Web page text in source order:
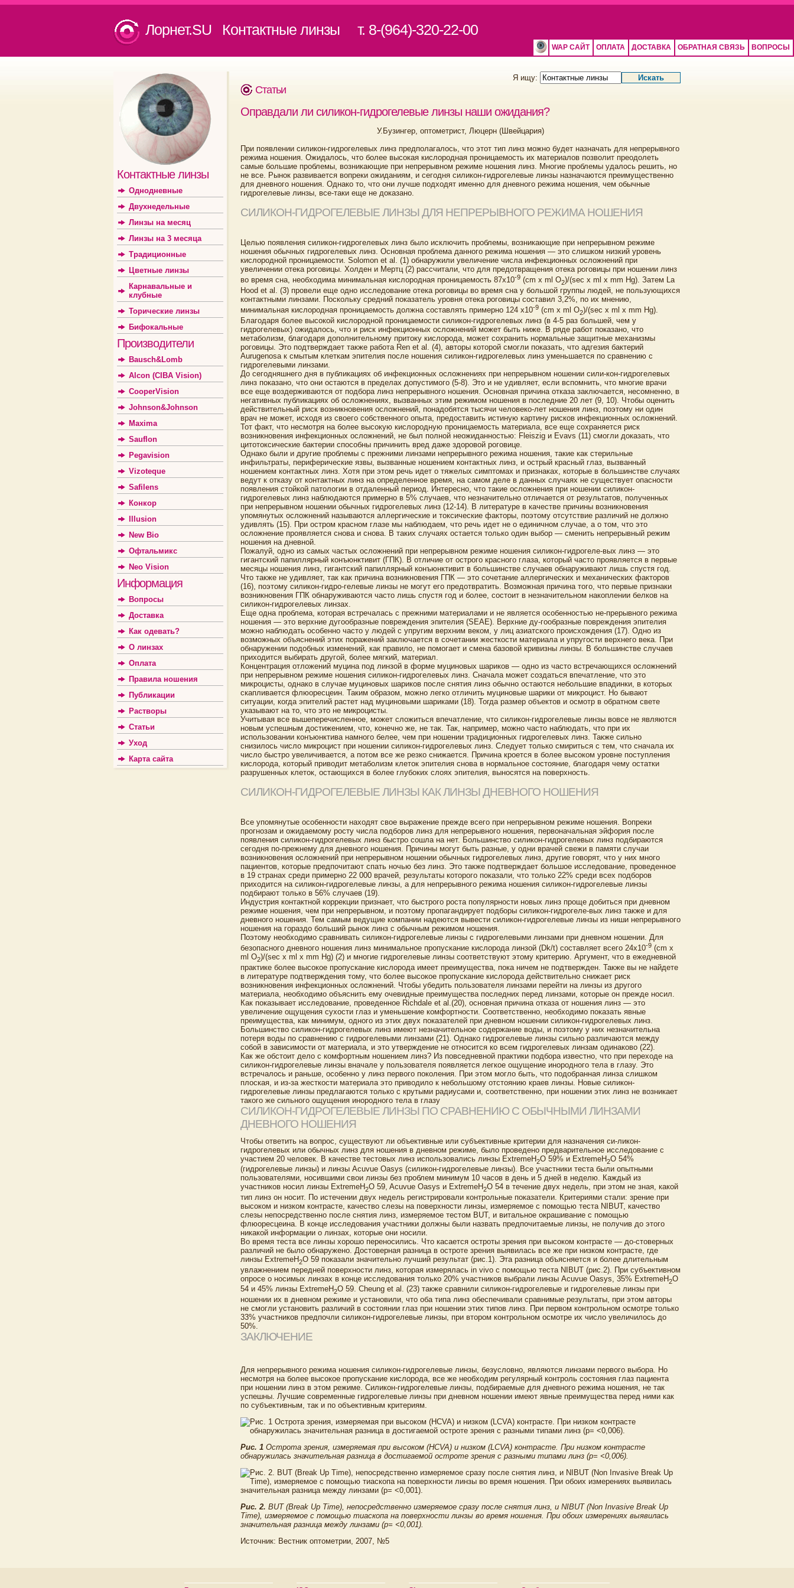
Лорнет.SU Контактные линзы т. 8-(964)-320-22-00
WAP САЙТ ОПЛАТА ДОСТАВКА ОБРАТНАЯ СВЯЗЬ ВОПРОСЫ
Контактные линзы
Однодневные
Двухнедельные
Линзы на месяц
Линзы на 3 месяца
Традиционные
Цветные линзы
Карнавальные и
клубные
Торические линзы
Бифокальные
Производители
Bausch&Lomb
Alcon (CIBA Vision)
CooperVision
Johnson&Johnson
Maxima
Sauflon
Pegavision
Vizoteque
Safilens
Конкор
Illusion
New Bio
Офтальмикс
Neo Vision
Информация
Вопросы
Доставка
Как одевать?
О линзах
Оплата
Правила ношения
Публикации
Растворы
Статьи
Уход
Карта сайта
Я ищу:
Статьи
Оправдали ли силикон-гидрогелевые линзы наши ожидания?
У.Бузингер, оптометрист, Люцерн (Швейцария)
При появлении силикон-гидрогелевых линз предполагалось, что этот тип линз можно будет назначать для непрерывного
режима ношения. Ожидалось, что более высокая кислородная проницаемость их материалов позволит преодолеть
самые большие проблемы, возникающие при непрерывном режиме ношения линз. Многие проблемы удалось решить, но
не все. Рынок развивается вопреки ожиданиям, и сегодня силикон-гидрогелевые линзы назначаются преимущественно
для дневного ношения. Однако то, что они лучше подходят именно для дневного режима ношения, чем обычные
гидрогелевые линзы, все-таки еще не доказано.
СИЛИКОН-ГИДРОГЕЛЕВЫЕ ЛИНЗЫ ДЛЯ НЕПРЕРЫВНОГО РЕЖИМА НОШЕНИЯ
Целью появления силикон-гидрогелевых линз было исключить проблемы, возникающие при непрерывном режиме
ношения обычных гидрогелевых линз. Основная проблема данного режима ношения — это слишком низкий уровень
кислородной проницаемости. Solomon et al. (1) обнаружили увеличение числа инфекционных осложнений при
увеличении отека роговицы. Холден и Мертц (2) рассчитали, что для предотвращения отека роговицы при ношении линз
во время сна, необходима минимальная кислородная проницаемость 87x10-9 (cm x ml O2)/(sec x ml x mm Hg). Затем La
Hood et al. (3) провели еще одно исследование отека роговицы во время сна у большой группы людей, не пользующихся
контактными линзами. Поскольку средний показатель уровня отека роговицы составил 3,2%, по их мнению,
минимальная кислородная проницаемость должна составлять примерно 124 x10-9 (cm x ml O2)/(sec x ml x mm Hg).
Благодаря более высокой кислородной проницаемости силикон-гидрогелевых линз (в 4-5 раз большей, чем у
гидрогелевых) ожидалось, что и риск инфекционных осложнений может быть ниже. В ряде работ показано, что
метаболизм, благодаря дополнительному притоку кислорода, может сохранить нормальные защитные механизмы
роговицы. Это подтверждает также работа Ren et al. (4), авторы которой смогли показать, что адгезия бактерий
Aurugenosa к смытым клеткам эпителия после ношения силикон-гидрогелевых линз уменьшается по сравнению с
гидрогелевыми линзами.
До сегодняшнего дня в публикациях об инфекционных осложнениях при непрерывном ношении сили-кон-гидрогелевых
линз показано, что они остаются в пределах допустимого (5-8). Это и не удивляет, если вспомнить, что многие врачи
все еще воздерживаются от подбора линз непрерывного ношения. Основная причина отказа заключается, несомненно, в
негативных публикациях об осложнениях, вызванных этим режимом ношения в последние 20 лет (9, 10). Чтобы оценить
действительный риск возникновения осложнений, понадобятся тысячи человеко-лет ношения линз, поэтому ни один
врач не может, исходя из своего собственного опыта, предоставить истиную картину рисков инфекционных осложнений.
Тот факт, что несмотря на более высокую кислородную проницаемость материала, все еще сохраняется риск
возникновения инфекционных осложнений, не был полной неожиданностью: Fleiszig и Evavs (11) смогли доказать, что
цитотоксические бактерии способны причинить вред даже здоровой роговице.
Однако были и другие проблемы с прежними линзами непрерывного режима ношения, такие как стерильные
инфильтраты, периферические язвы, вызванные ношением контактных линз, и острый красный глаз, вызванный
ношением контактных линз. Хотя при этом речь идет о тяжелых симптомах и признаках, которые в большинстве случаях
ведут к отказу от контактных линз на определенное время, на самом деле в данных случаях не существует опасности
появления стойкой патологии в отдаленный период. Интересно, что такие осложнения при ношении силикон-
гидрогелевых линз наблюдаются примерно в 5% случаев, что незначительно отличается от результатов, полученных
при непрерывном ношении обычных гидрогелевых линз (12-14). В литературе в качестве причины возникновения
упомянутых осложнений называются аллергические и токсические факторы, поэтому отсутствие различий не должно
удивлять (15). При остром красном глазе мы наблюдаем, что речь идет не о единичном случае, а о том, что это
осложнение проявляется снова и снова. В таких случаях остается только один выбор — сменить непрерывный режим
ношения на дневной.
Пожалуй, одно из самых частых осложнений при непрерывном режиме ношения силикон-гидрогеле-вых линз — это
гигантский папиллярный конъюнктивит (ГПК). В отличие от острого красного глаза, который часто проявляется в первые
месяцы ношения линз, гигантский папиллярный конъюнктивит в большинстве случаев обнаруживают лишь спустя год.
Что также не удивляет, так как причина возникновения ГПК — это сочетание аллергических и механических факторов
(16), поэтому силикон-гидро-гелевые линзы не могут его предотвратить. Возможная причина того, что первые признаки
возникновения ГПК обнаруживаются часто лишь спустя год и более, состоит в незначительном накоплении белков на
силикон-гидрогелевых линзах.
Еще одна проблема, которая встречалась с прежними материалами и не является особенностью не-прерывного режима
ношения — это верхние дугообразные повреждения эпителия (SEAE). Верхние ду-гообразные повреждения эпителия
можно наблюдать особенно часто у людей с упругим верхним веком, у лиц азиатского происхождения (17). Одно из
возможных объяснений этих поражений заключается в сочетании жесткости материала и упругости верхнего века. При
обнаружении подобных изменений, как правило, не помогает и смена базовой кривизны линзы. В большинстве случаев
приходится выбирать другой, более мягкий, материал.
Концентрация отложений муцина под линзой в форме муциновых шариков — одно из часто встречающихся осложнений
при непрерывном режиме ношения силикон-гидрогелевых линз. Сначала может создаться впечатление, что это
микроцисты, однако в случае муциновых шариков после снятия линз обычно остаются небольшие впадинки, в которых
скапливается флюоресцеин. Таким образом, можно легко отличить муциновые шарики от микроцист. Но бывают
ситуации, когда эпителий растет над муциновыми шариками (18). Тогда размер объектов и осмотр в обратном свете
указывают на то, что это не микроцисты.
Учитывая все вышеперечисленное, может сложиться впечатление, что силикон-гидрогелевые линзы вовсе не являются
новым успешным достижением, что, конечно же, не так. Так, например, можно часто наблюдать, что при их
использовании конъюнктива намного белее, чем при ношении традиционных гидрогелевых линз. Также сильно
снизилось число микроцист при ношении силикон-гидрогелевых линз. Следует только смириться с тем, что сначала их
число быстро увеличивается, а потом все же резко снижается. Причина кроется в более высоком уровне поступления
кислорода, который приводит метаболизм клеток эпителия снова в нормальное состояние, благодаря чему остатки
разрушенных клеток, остающихся в более глубоких слоях эпителия, выносятся на поверхность.
СИЛИКОН-ГИДРОГЕЛЕВЫЕ ЛИНЗЫ КАК ЛИНЗЫ ДНЕВНОГО НОШЕНИЯ
Все упомянутые особенности находят свое выражение прежде всего при непрерывном режиме ношения. Вопреки
прогнозам и ожидаемому росту числа подборов линз для непрерывного ношения, первоначальная эйфория после
появления силикон-гидрогелевых линз быстро сошла на нет. Большинство силикон-гидрогелевых линз подбираются
сегодня по-прежнему для дневного ношения. Причины могут быть разные, у одни врачей свежи в памяти случаи
возникновения осложнений при непрерывном ношении обычных гидрогелевых линз, другие говорят, что у них много
пациентов, которые предпочитают спать ночью без линз. Это также подтверждает большое исследование, проведенное
в 19 странах среди примерно 22 000 врачей, результаты которого показали, что только 22% среди всех подборов
приходится на силикон-гидрогелевые линзы, а для непрерывного режима ношения силикон-гидрогелевые линзы
подбирают только в 56% случаев (19).
Индустрия контактной коррекции признает, что быстрого роста популярности новых линз проще добиться при дневном
режиме ношения, чем при непрерывном, и поэтому пропагандирует подборы силикон-гидрогеле-вых линз также и для
дневного ношения. Тем самым ведущие компании надеются вывести силикон-гидрогелевые линзы из ниши непрерывного
ношения на гораздо больший рынок линз с обычным режимом ношения.
Поэтому необходимо сравнивать силикон-гидрогелевые линзы с гидрогелевыми линзами при дневном ношении. Для
безопасного дневного ношения линз минимальное пропускание кислорода линзой (Dk/t) составляет всего 24x10-9 (cm x
ml O2)/(sec x ml х mm Hg) (2) и многие гидрогелевые линзы соответствуют этому критерию. Аргумент, что в ежедневной
практике более высокое пропускание кислорода имеет преимущества, пока ничем не подтвержден. Также вы не найдете
в литературе подтверждения тому, что более высокое пропускание кислорода действительно снижает риск
возникновения инфекционных осложнений. Чтобы убедить пользователя линзами перейти на линзы из другого
материала, необходимо объяснить ему очевидные преимущества последних перед линзами, которые он прежде носил.
Как показывает исследование, проведенное Richdale et al.(20), основная причина отказа от ношения линз — это
увеличение ощущения сухости глаз и уменьшение комфортности. Соответственно, необходимо показать явные
преимущества, как минимум, одного из этих двух показателей при дневном ношении силикон-гидрогелевых линз.
Большинство силикон-гидрогелевых линз имеют незначительное содержание воды, и поэтому у них незначительна
потеря воды по сравнению с гидрогелевыми линзами (21). Однако гидрогелевые линзы сильно различаются между
собой в зависимости от материала, и это утверждение не относится ко всем гидрогелевых линзам одинаково (22).
Как же обстоит дело с комфортным ношением линз? Из повседневной практики подбора известно, что при переходе на
силикон-гидрогелевые линзы вначале у пользователя появляется легкое ощущение инородного тела в глазу. Это
встречалось и раньше, особенно у линз первого поколения. При этом могло быть, что подобранная линза слишком
плоская, и из-за жесткости материала это приводило к небольшому отстоянию краев линзы. Новые силикон-
гидрогелевые линзы предлагаются только с крутыми радиусами и, соответственно, при ношении этих линз не возникает
такого же сильного ощущения инородного тела в глазу
СИЛИКОН-ГИДРОГЕЛЕВЫЕ ЛИНЗЫ ПО СРАВНЕНИЮ С ОБЫЧНЫМИ ЛИНЗАМИ
ДНЕВНОГО НОШЕНИЯ
Чтобы ответить на вопрос, существуют ли объективные или субъективные критерии для назначения си-ликон-
гидрогелевых или обычных линз для ношения в дневном режиме, было проведено предварительное исследование с
участием 20 человек. В качестве тестовых линз использовались линзы ExtremeH2O 59% и ExtremeH2O 54%
(гидрогелевые линзы) и линзы Acuvue Oasys (силикон-гидрогелевые линзы). Все участники теста были опытными
пользователями, носившими свои линзы без проблем минимум 10 часов в день и 5 дней в неделю. Каждый из
участников носил линзы ExtremeH2O 59, Acuvue Oasys и ExtremeH2O 54 в течение двух недель, при этом не зная, какой
тип линз он носит. По истечении двух недель регистрировали контрольные показатели. Критериями стали: зрение при
высоком и низком контрасте, качество слезы на поверхности линзы, измеряемое с помощью теста NIBUT, качество
слезы непосредственно после снятия линз, измеряемое тестом BUT, и витальное окрашивание с помощью
флюоресцеина. В конце исследования участники должны были назвать предпочитаемые линзы, не получив до этого
никакой информации о линзах, которые они носили.
Во время теста все линзы хорошо переносились. Что касается остроты зрения при высоком контрасте — до-стоверных
различий не было обнаружено. Достоверная разница в остроте зрения выявилась все же при низком контрасте, где
линзы ExtremeH2O 59 показали значительно лучший результат (рис.1). Эта разница объясняется и более длительным
увлажнением передней поверхности линз, которая измерялась in vivo с помощью теста NIBUT (рис.2). При субъективном
опросе о носимых линзах в конце исследования только 20% участников выбрали линзы Acuvue Oasys, 35% ExtremeH2O
54 и 45% линзы ExtremeH2O 59. Cheung et al. (23) также сравнили силикон-гидрогелевые и гидрогелевые линзы при
ношении их в дневном режиме и установили, что оба типа линз обеспечивали сравнимые результаты, при этом авторы
не смогли установить различий в состоянии глаз при ношении этих типов линз. При первом контрольном осмотре только
33% участников предпочли силикон-гидрогелевые линзы, при втором контрольном осмотре их число увеличилось до
50%.
ЗАКЛЮЧЕНИЕ
Для непрерывного режима ношения силикон-гидрогелевые линзы, безусловно, являются линзами первого выбора. Но
несмотря на более высокое пропускание кислорода, все же необходим регулярный контроль состояния глаз пациента
при ношении линз в этом режиме. Силикон-гидрогелевые линзы, подбираемые для дневного режима ношения, не так
успешны. Лучшие современные гидрогелевые линзы при дневном ношении имеют явные преимущества перед ними как
по субъективным, так и по объективным критериям.
Рис. 1 Острота зрения, измеряемая при высоком (HCVA) и низком (LCVA) контрасте. При низком контрасте
обнаружилась значительная разница в достигаемой остроте зрения с разными типами линз (p= <0,006).
Рис. 2. BUT (Break Up Time), непосредственно измеряемое сразу после снятия линз, и NIBUT (Non Invasive Break Up
Time), измеряемое с помощью тиаскопа на поверхности линзы во время ношения. При обоих измерениях выявилась
значительная разница между линзами (p= <0,001).
Источник: Вестник оптометрии, 2007, №5